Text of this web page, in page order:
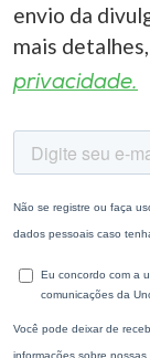
envio da
mais
privacidade.